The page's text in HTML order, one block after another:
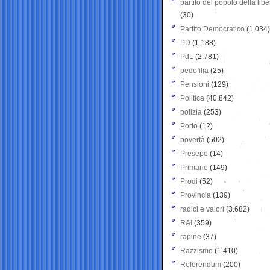
partito del popolo della
(30)
Partito Democratico (1.034)
PD (1.188)
PdL (2.781)
pedofilia (25)
Pensioni (129)
Politica (40.842)
polizia (253)
Porto (12)
povertà (502)
Presepe (14)
Primarie (149)
Prodi (52)
Provincia (139)
radici e valori (3.682)
RAI (359)
rapine (37)
Razzismo (1.410)
Referendum (200)